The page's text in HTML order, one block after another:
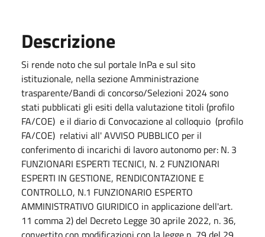
Descrizione
Si rende noto che sul portale InPa e sul sito
istituzionale, nella sezione Amministrazione
trasparente/Bandi di concorso/Selezioni 2024 sono
stati pubblicati gli esiti della valutazione titoli (profilo
FA/COE) e il diario di Convocazione al colloquio (profilo
FA/COE) relativi all' AVVISO PUBBLICO per il
conferimento di incarichi di lavoro autonomo per: N. 3
FUNZIONARI ESPERTI TECNICI, N. 2 FUNZIONARI
ESPERTI IN GESTIONE, RENDICONTAZIONE E
CONTROLLO, N.1 FUNZIONARIO ESPERTO
AMMINISTRATIVO GIURIDICO in applicazione dell'art.
11 comma 2) del Decreto Legge 30 aprile 2022, n. 36,